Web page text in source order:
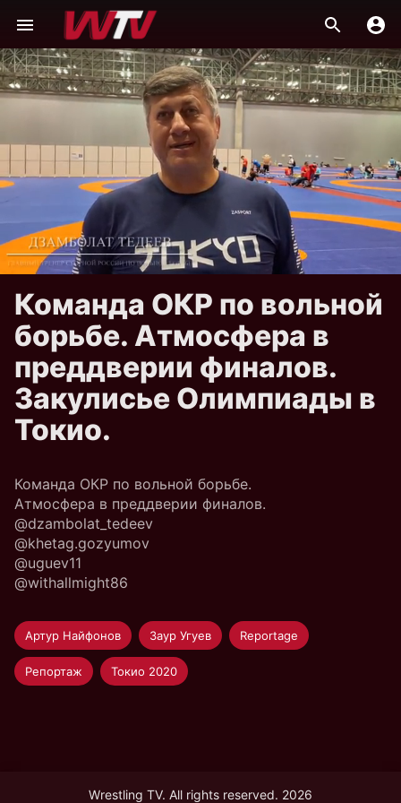
Команда ОКР по вольной
борьбе. Атмосфера в
преддверии финалов.
Закулисье Олимпиады в
Токио.
Команда ОКР по вольной борьбе.
Атмосфера в преддверии финалов.
@dzambolat_tedeev
@khetag.gozyumov
@uguev11
@withallmight86
Артур Найфонов Заур Угуев Reportage
Репортаж Токио 2020
Wrestling TV. All rights reserved. 2026